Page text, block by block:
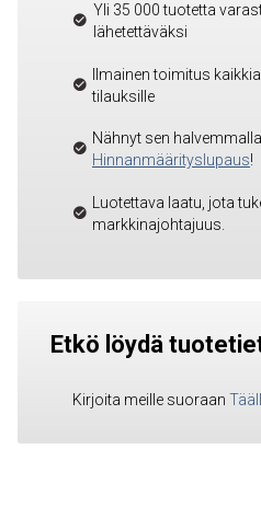
Yli 35 000 tuotetta
lähetettäväksi
Ilmainen toimitus
tilauksille
Nähnyt sen
Hinnanmäärityslupaus!
Luotettava laatu, jota
markkinajohtajuus.
Etkö löydä
Kirjoita meille suoraan